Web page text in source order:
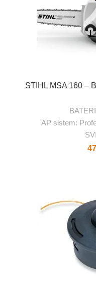
STIHL MSA 160 –
AP sistem: